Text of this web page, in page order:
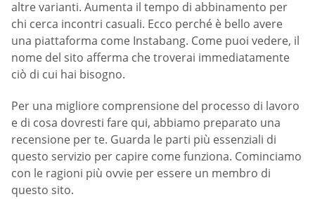
altre varianti. Aumenta il tempo di abbinamento per
chi cerca incontri casuali. Ecco perché è bello avere
una piattaforma come Instabang. Come puoi vedere, il
nome del sito afferma che troverai immediatamente
ciò di cui hai bisogno.
Per una migliore comprensione del processo di lavoro
e di cosa dovresti fare qui, abbiamo preparato una
recensione per te. Guarda le parti più essenziali di
questo servizio per capire come funziona. Cominciamo
con le ragioni più ovvie per essere un membro di
questo sito.